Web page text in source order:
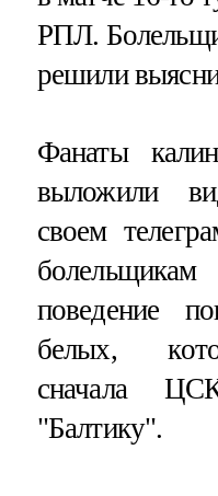
РПЛ.
решили
Фанаты
выложили
своем
поведение
белых,
сначала
"Балтику".